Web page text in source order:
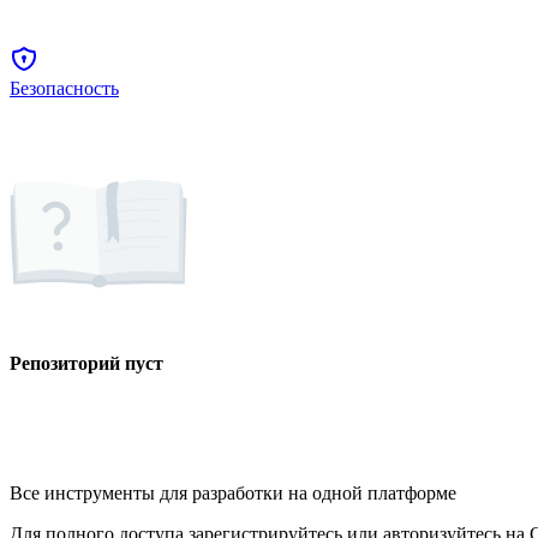
Безопасность
Репозиторий пуст
Все инструменты для разработки на одной платформе
Для полного доступа зарегистрируйтесь или авторизуйтесь на